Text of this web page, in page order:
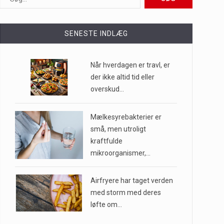
SENESTE INDLÆG
Når hverdagen er travl, er
der ikke altid tid eller
overskud…
Mælkesyrebakterier er
små, men utroligt
kraftfulde
mikroorganismer,…
Airfryere har taget verden
med storm med deres
løfte om…